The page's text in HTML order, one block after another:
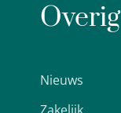
Overig
Nieuws